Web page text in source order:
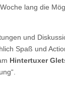
lang die
und
Spaß und
Hintertuxer